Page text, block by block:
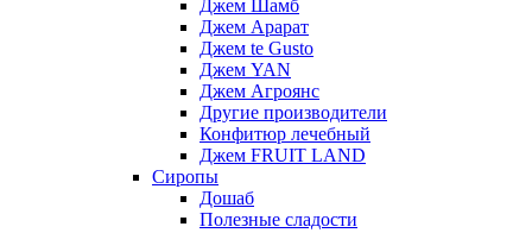
Джем Шамб
Джем Арарат
Джем te Gusto
Джем YAN
Джем Агроянс
Другие производители
Конфитюр лечебный
Джем FRUIT LAND
Сиропы
Дошаб
Полезные сладости